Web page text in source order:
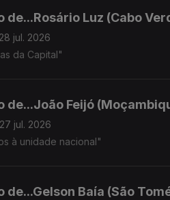
de...Rosário Luz (Cabo
28 jul. 2026
da Capital"
de...João Feijó
27 jul. 2026
à unidade nacional"
de...Gelson Baía (São